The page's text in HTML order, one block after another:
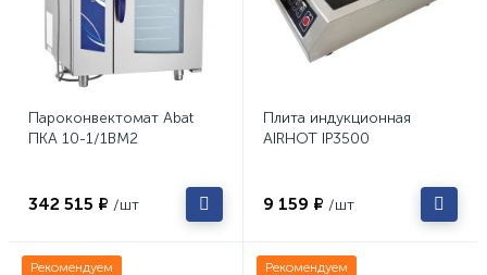
Пароконвектомат Abat
ПКА 10-1/1ВМ2
342 515 ₽ /шт
Плита индукционная
AIRHOT IP3500
9 159 ₽ /шт
Рекомендуем Рекомендуем